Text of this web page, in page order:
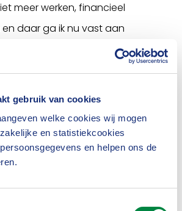
gebruik van cookies
welke cookies wij mogen
en statistiekcookies
persoonsgegevens en helpen ons de
meer werken, financieel
en daar ga ik nu vast aan
dat ik toen dacht, was: ik ben al
goed gedaan.”
zei: als ik
wil ik financieel
zijn. Daar ga
aan beginnen. Het